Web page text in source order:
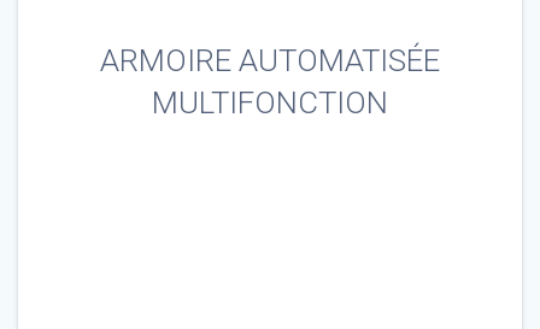
ARMOIRE AUTOMATISÉE
MULTIFONCTION